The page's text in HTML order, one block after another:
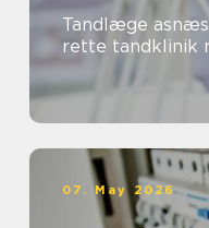
Tandlæge asnæs sådan vælger du den
rette tandklinik
07. May 2026